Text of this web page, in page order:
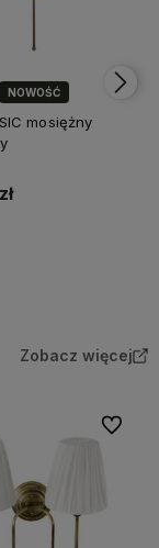
NOWOŚĆ
mosiężny
Zobacz więcej
Do